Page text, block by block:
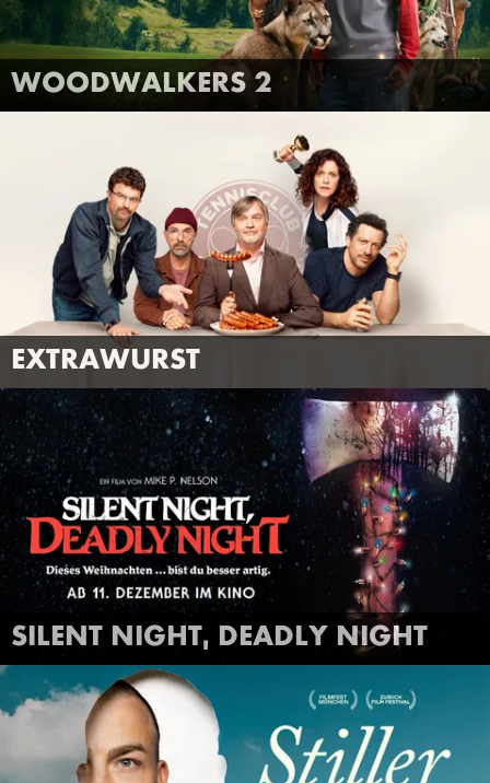
WOODWALKERS 2
FILMTRAILER
ANSEHEN
MEHR INFOS
EXTRAWURST
EXTRAWURST
FILMTRAILER
MEHR INFOS
SILENT NIGHT, DEADLY NIGHT
SILENT NIGHT, DEADLY NIGHT
FILMTRAILER
ANSEHEN
MEHR INFOS
STILLER